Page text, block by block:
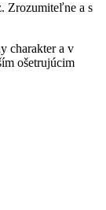
Zrozumiteľne a s
charakter a v
ošetrujúcim